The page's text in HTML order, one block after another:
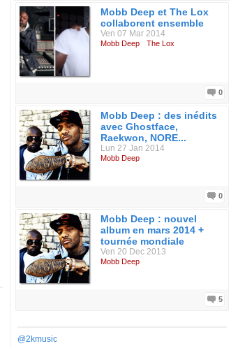
Mobb Deep et The Lox
collaborent ensemble
Ven 07 Mar 2014
Mobb Deep The Lox
0
Mobb Deep : des inédits
avec Ghostface,
Raekwon, NORE...
Lun 27 Jan 2014
Mobb Deep
0
Mobb Deep : nouvel
album en mars 2014 +
tournée mondiale
Ven 20 Dec 2013
Mobb Deep
5
@2kmusic